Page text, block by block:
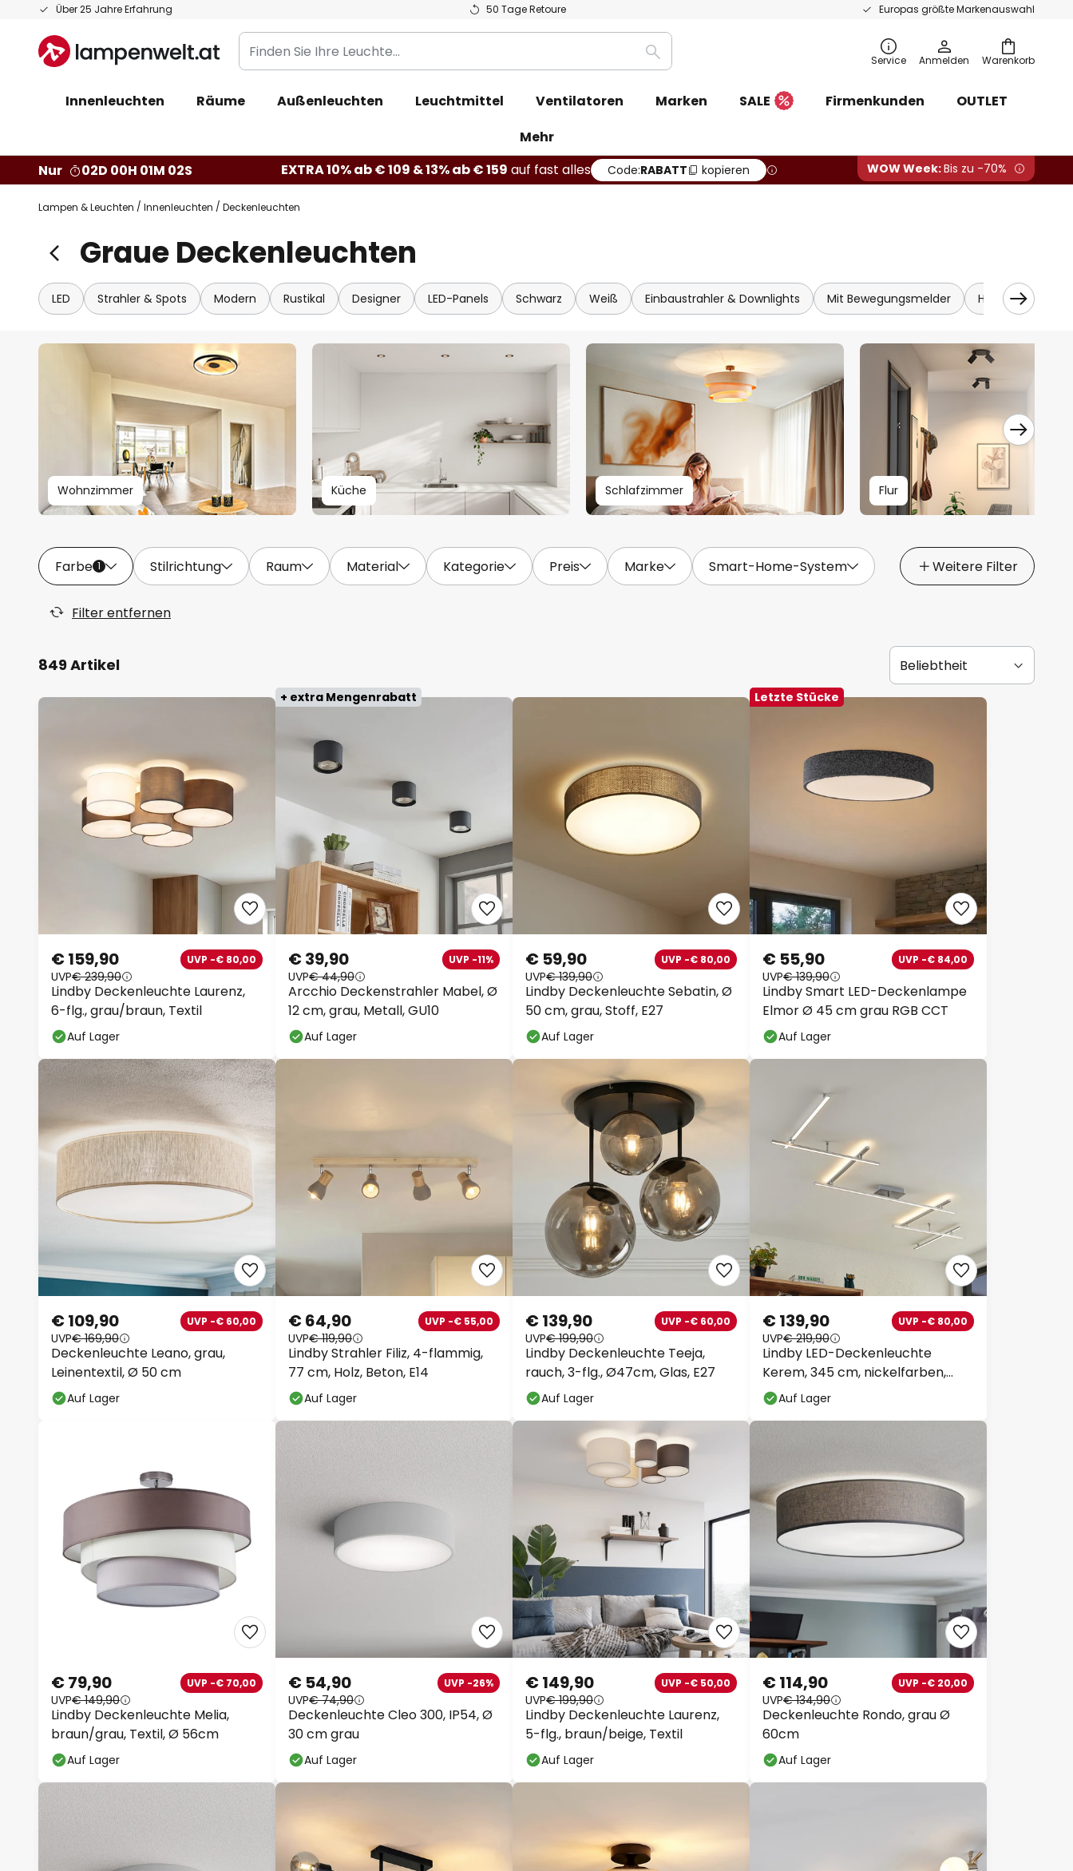
Über 25 Jahre Erfahrung 50 Tage Retoure Europas größte Markenauswahl
Zum
springen
Warenkorb
Finden
Sie
Leuchte...
Suche Service Anmelden
Innenleuchten Räume Außenleuchten Leuchtmittel Ventilatoren Marken SALE Firmenkunden
OUTLET
Mehr
Nur
02D 00H 01M 00S EXTRA 10% ab € 109 & 13% ab € 159 auf fast alles Code:RABATT kopieren WOW Week:Bis zu -70%
Lampen & Leuchten Innenleuchten Deckenleuchten
Graue Deckenleuchten
LED Strahler & Spots Modern Rustikal Designer LED-Panels Schwarz Weiß Einbaustrahler & Downlights Mit Bewegungsmelder Holz Textil
Wohnzimmer Küche Schlafzimmer Flur
Farbe 1 Stilrichtung Raum Material Kategorie Preis Marke Smart-Home-System Weitere Filter
Filter entfernen
849 Artikel
Lindby Deckenleuchte Laurenz,
6-flg., grau/braun, Textil
€ 159,90 UVP -€ 80,00
UVP€ 239,90
Auf Lager
+ extra Mengenrabatt
Arcchio Deckenstrahler Mabel, Ø
12 cm, grau, Metall, GU10
€ 39,90 UVP -11%
UVP€ 44,90
Auf Lager
Lindby Deckenleuchte Sebatin, Ø
50 cm, grau, Stoff, E27
€ 59,90 UVP -€ 80,00
UVP€ 139,90
Auf Lager
Letzte Stücke
Lindby Smart LED-Deckenlampe
Elmor Ø 45 cm grau RGB CCT
€ 55,90 UVP -€ 84,00
UVP€ 139,90
Auf Lager
Deckenleuchte Leano, grau,
Leinentextil, Ø 50 cm
€ 109,90 UVP -€ 60,00
UVP€ 169,90
Auf Lager
Lindby Strahler Filiz, 4-flammig,
77 cm, Holz, Beton, E14
€ 64,90 UVP -€ 55,00
UVP€ 119,90
Auf Lager
Lindby Deckenleuchte Teeja,
rauch, 3-flg., Ø47cm, Glas, E27
€ 139,90 UVP -€ 60,00
UVP€ 199,90
Auf Lager
Lindby LED-Deckenleuchte
Kerem, 345 cm, nickelfarben,
Metall
€ 139,90 UVP -€ 80,00
UVP€ 219,90
Auf Lager
Lindby Deckenleuchte Melia,
braun/grau, Textil, Ø 56cm
€ 79,90 UVP -€ 70,00
UVP€ 149,90
Auf Lager
Deckenleuchte Cleo 300, IP54, Ø
30 cm grau
€ 54,90 UVP -26%
UVP€ 74,90
Auf Lager
Lindby Deckenleuchte Laurenz,
5-flg., braun/beige, Textil
€ 149,90 UVP -€ 50,00
UVP€ 199,90
Auf Lager
Deckenleuchte Rondo, grau Ø
60cm
€ 114,90 UVP -€ 20,00
UVP€ 134,90
Auf Lager